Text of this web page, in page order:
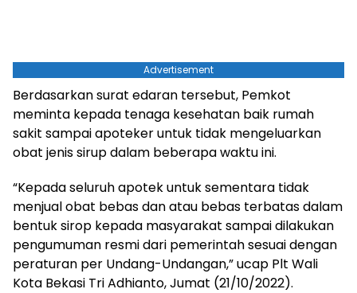
Advertisement
Berdasarkan surat edaran tersebut, Pemkot
meminta kepada tenaga kesehatan baik rumah
sakit sampai apoteker untuk tidak mengeluarkan
obat jenis sirup dalam beberapa waktu ini.
“Kepada seluruh apotek untuk sementara tidak
menjual obat bebas dan atau bebas terbatas dalam
bentuk sirop kepada masyarakat sampai dilakukan
pengumuman resmi dari pemerintah sesuai dengan
peraturan per Undang-Undangan,” ucap Plt Wali
Kota Bekasi Tri Adhianto, Jumat (21/10/2022).